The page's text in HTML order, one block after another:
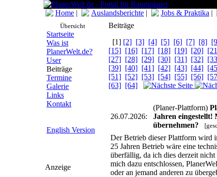
Home | Auslandsberichte | Jobs & Praktika |
Übersicht
Startseite
Was ist
PlanerWelt.de?
User
Beiträge
Termine
Galerie
Links
Kontakt
English Version
Anzeige
Beiträge
[1] [2] [3] [4] [5] [6] [7] [8]
[15] [16] [17] [18] [19] [20]
[27] [28] [29] [30] [31] [32]
[39] [40] [41] [42] [43] [44]
[51] [52] [53] [54] [55] [56]
[63] [64]
26.07.2026:
(Planer-Plattform)
Jahren eingestellt!
übernehmen?
Der Betrieb dieser Plattform wird
25 Jahren Betrieb wäre eine
überfällig, da ich dies derzeit
mich dazu entschlossen,
oder an jemand anderen zu